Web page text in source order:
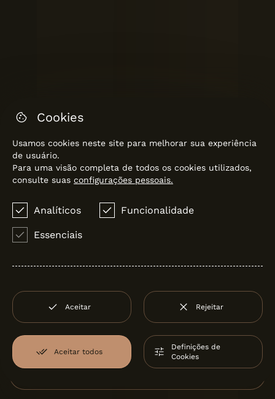
Filter: por Carlos Natal
Cookies
Usamos cookies neste site para melhorar sua experiência
de usuário.
Para uma visão completa de todos os cookies utilizados,
consulte suas configurações pessoais.
Analíticos Funcionalidade
Essenciais
Aceitar Rejeitar
Aceitar todos
Definições de
Cookies